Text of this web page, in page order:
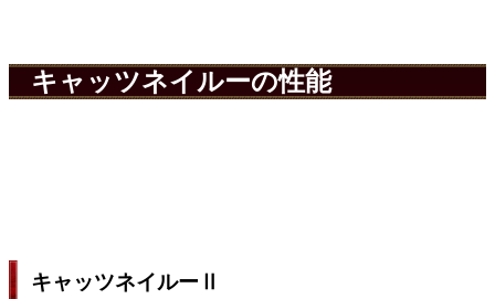
キャッツネイルーの性能
キャッツネイルーⅡ